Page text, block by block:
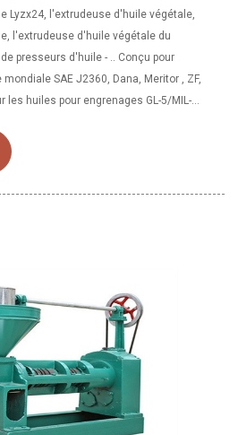
Lyzx24, l'extrudeuse d'huile végétale,
l'extrudeuse d'huile végétale du
presseurs d'huile - .. Conçu pour
SAE J2360, Dana, Meritor , ZF,
les huiles pour engrenages GL-5/MIL-
la rétention de la viscosité pour
le contact métal sur métal et l'usure, en